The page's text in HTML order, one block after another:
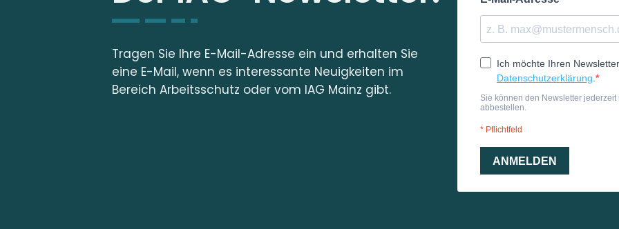
Tragen Sie Ihre E-Mail-Adresse ein und erhalten Sie
eine E-Mail, wenn es interessante Neuigkeiten im
Bereich Arbeitsschutz oder vom IAG Mainz gibt.